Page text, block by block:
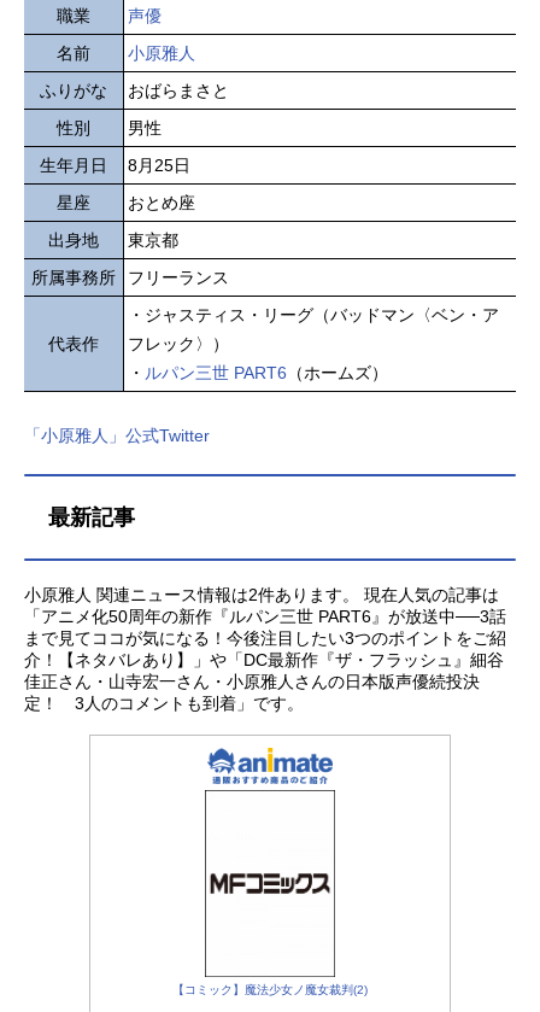
職業
声優
名前
小原雅人
ふりがな
おばらまさと
性別
男性
生年月日
8月25日
星座
おとめ座
出身地
東京都
所属事務所
フリーランス
代表作
・ジャスティス・リーグ（バッドマン〈ベン・ア
フレック〉）
・ ルパン三世 PART6 （ホームズ）
「小原雅人」公式Twitter
最新記事
小原雅人 関連ニュース情報は2件あります。 現在人気の記事は
「アニメ化50周年の新作『ルパン三世 PART6』が放送中──3話
まで見てココが気になる！今後注目したい3つのポイントをご紹
介！【ネタバレあり】」や「DC最新作『ザ・フラッシュ』細谷
佳正さん・山寺宏一さん・小原雅人さんの日本版声優続投決
定！ 3人のコメントも到着」です。
【コミック】魔法少女ノ魔女裁判(2)